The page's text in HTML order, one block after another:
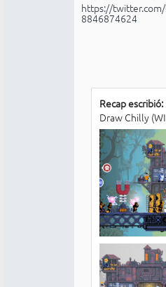
https://
8846874624
Recap escribió:
Draw Chilly